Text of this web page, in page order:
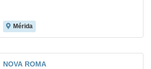
Mérida
NOVA ROMA